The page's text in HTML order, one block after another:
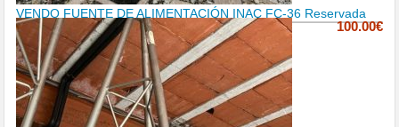
VENDO FUENTE DE ALIMENTACIÓN INAC FC-36 Reservada
100.00€